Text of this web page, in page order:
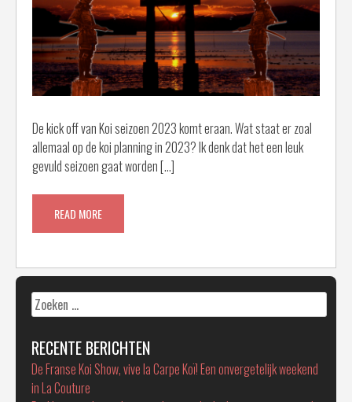
De kick off van Koi seizoen 2023 komt eraan. Wat staat er zoal
allemaal op de koi planning in 2023? Ik denk dat het een leuk
gevuld seizoen gaat worden […]
READ MORE
Zoeken
naar:
RECENTE BERICHTEN
De Franse Koi Show, vive la Carpe Koï! Een onvergetelijk weekend
in La Couture